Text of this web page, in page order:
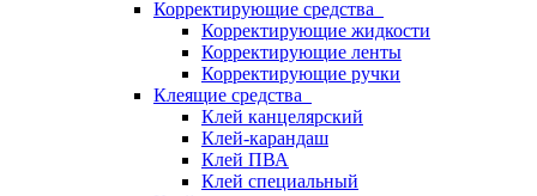
Корректирующие средства
Корректирующие жидкости
Корректирующие ленты
Корректирующие ручки
Клеящие средства
Клей канцелярский
Клей-карандаш
Клей ПВА
Клей специальный